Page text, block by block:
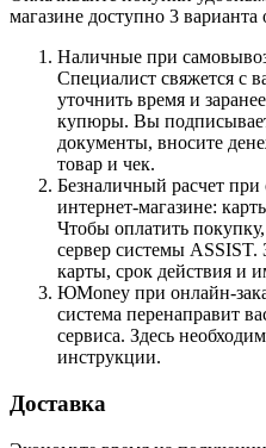
магазине доступно 3 варианта
Наличные при
Специалист свяжется с
уточнить время и
купюры. Вы
документы, вносите
товар и чек.
Безналичный расчет
интернет-магазине:
Чтобы оплатить
сервер системы
карты, срок действия и
ЮMoney при онлайн-
система перенаправит
сервиса. Здесь
инструкции.
Доставка